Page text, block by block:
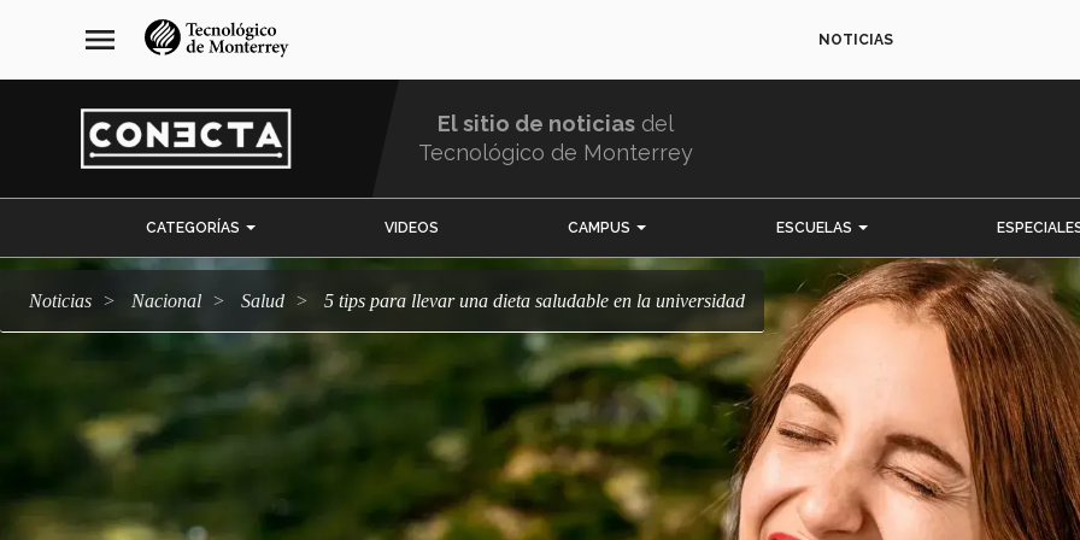
navegación
principal
menu NOTICIAS
El sitio de noticias del
Tecnológico de Monterrey
CATEGORÍAS VIDEOS CAMPUS ESCUELAS
Noticias Nacional salud 5 tips para llevar una dieta saludable en la universidad